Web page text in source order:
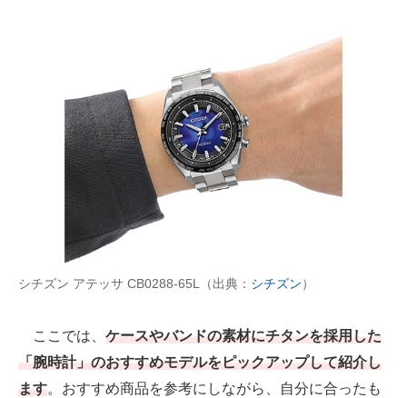
企業ITのトレンドを詳説
経営リーダーのコミュニティ
マーケ×ITの今がよく分かる
ITエンジニア向け専門サイト
企業向けIT製品の総合サイト
製造業のIT導入・活用を支援
モノづくり技術者専門サイト
シチズン アテッサ CB0288-65L（出典： シチズン）
ここでは、 ケースやバンドの素材にチタンを採用した
「腕時計」のおすすめモデルをピックアップして紹介し
ます。おすすめ商品を参考にしながら、自分に合ったも